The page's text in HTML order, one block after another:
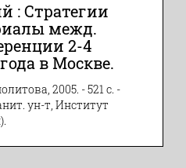
: Стратегии
межд.
2-4
в Москве.
2005. - 521 с. -
ун-т, Институт